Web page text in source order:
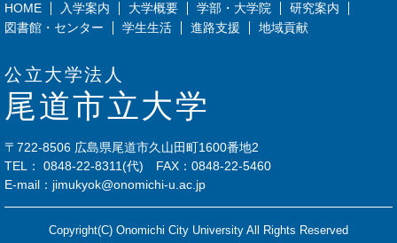
HOME 入学案内 大学概要 学部・大学院
研究案内
図書館・センター
学生生活 進路支援 地域貢献
公立大学法人
尾道市立大学
〒722-8506 広島県尾道市久山田町1600番地2
TEL： 0848-22-8311(代) FAX：0848-22-5460
E-mail： jimukyok@onomichi-u.ac.jp
Copyright(C) Onomichi City University All Rights Reserved